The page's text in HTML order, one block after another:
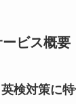
ビス概要
英検対策に